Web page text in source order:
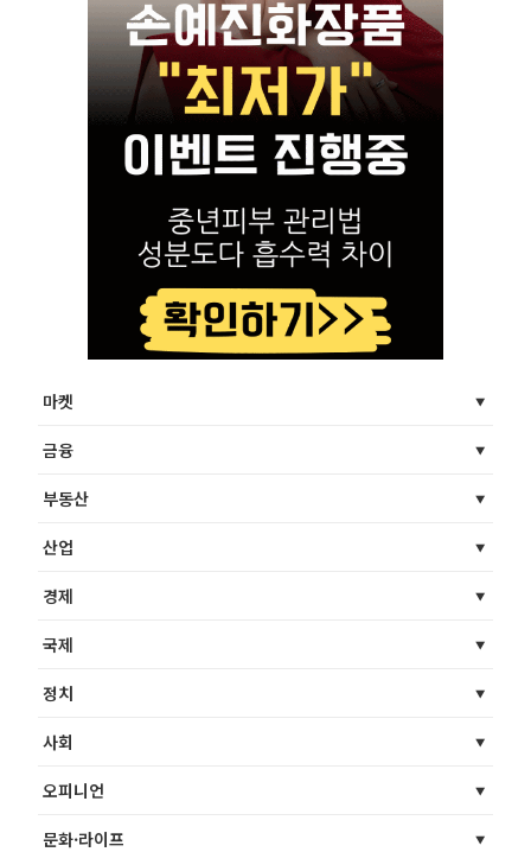
마켓
금융
부동산
산업
경제
국제
정치
사회
오피니언
문화·라이프